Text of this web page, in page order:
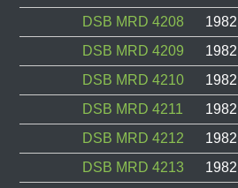
DSB MRD 4208
1982
DSB MRD 4209
1982
DSB MRD 4210
1982
DSB MRD 4211
1982
DSB MRD 4212
1982
DSB MRD 4213
1982